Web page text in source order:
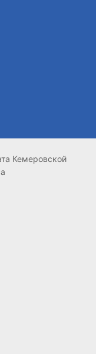
Кемеровской